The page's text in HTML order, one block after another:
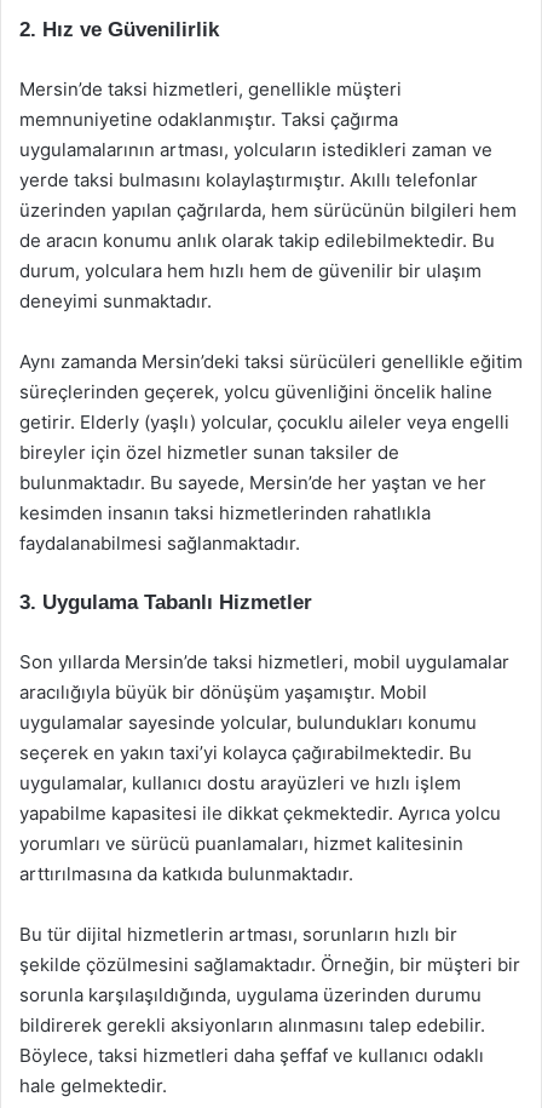
2. Hız ve Güvenilirlik
Mersin’de taksi hizmetleri, genellikle müşteri
memnuniyetine odaklanmıştır. Taksi çağırma
uygulamalarının artması, yolcuların istedikleri zaman ve
yerde taksi bulmasını kolaylaştırmıştır. Akıllı telefonlar
üzerinden yapılan çağrılarda, hem sürücünün bilgileri hem
de aracın konumu anlık olarak takip edilebilmektedir. Bu
durum, yolculara hem hızlı hem de güvenilir bir ulaşım
deneyimi sunmaktadır.
Aynı zamanda Mersin’deki taksi sürücüleri genellikle eğitim
süreçlerinden geçerek, yolcu güvenliğini öncelik haline
getirir. Elderly (yaşlı) yolcular, çocuklu aileler veya engelli
bireyler için özel hizmetler sunan taksiler de
bulunmaktadır. Bu sayede, Mersin’de her yaştan ve her
kesimden insanın taksi hizmetlerinden rahatlıkla
faydalanabilmesi sağlanmaktadır.
3. Uygulama Tabanlı Hizmetler
Son yıllarda Mersin’de taksi hizmetleri, mobil uygulamalar
aracılığıyla büyük bir dönüşüm yaşamıştır. Mobil
uygulamalar sayesinde yolcular, bulundukları konumu
seçerek en yakın taxi’yi kolayca çağırabilmektedir. Bu
uygulamalar, kullanıcı dostu arayüzleri ve hızlı işlem
yapabilme kapasitesi ile dikkat çekmektedir. Ayrıca yolcu
yorumları ve sürücü puanlamaları, hizmet kalitesinin
arttırılmasına da katkıda bulunmaktadır.
Bu tür dijital hizmetlerin artması, sorunların hızlı bir
şekilde çözülmesini sağlamaktadır. Örneğin, bir müşteri bir
sorunla karşılaşıldığında, uygulama üzerinden durumu
bildirerek gerekli aksiyonların alınmasını talep edebilir.
Böylece, taksi hizmetleri daha şeffaf ve kullanıcı odaklı
hale gelmektedir.